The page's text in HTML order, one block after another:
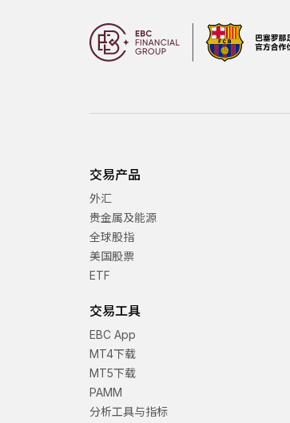
交易产品
外汇
贵金属及能源
全球股指
美国股票
ETF
交易工具
EBC App
MT4下载
MT5下载
PAMM
分析工具与指标